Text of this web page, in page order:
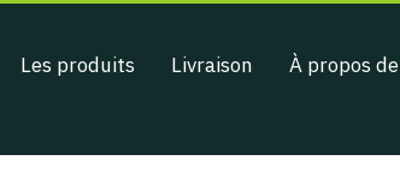
Les produits Livraison À propos de